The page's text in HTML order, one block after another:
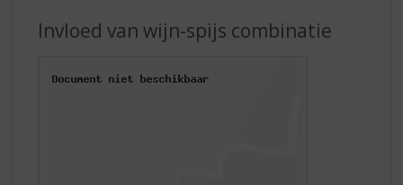
Invloed van wijn-spijs combinatie